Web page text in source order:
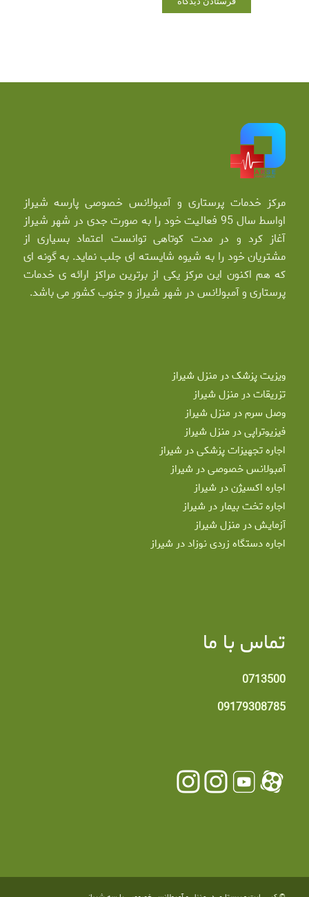
مرکز خدمات پرستاری و آمبولانس خصوصی پارسه شیراز
اواسط سال 95 فعالیت خود را به صورت جدی در شهر شیراز
آغاز کرد و در مدت کوتاهی توانست اعتماد بسیاری از
مشتریان خود را به شیوه شایسته ای جلب نماید. به گونه ای
که هم اکنون این مرکز یکی از برترین مراکز ارائه ی خدمات
پرستاری و آمبولانس در شهر شیراز و جنوب کشور می باشد.
ویزیت پزشک در منزل شیراز
تزریقات در منزل شیراز
وصل سرم در منزل شیراز
فیزیوتراپی در منزل شیراز
اجاره تجهیزات پزشکی در شیراز
آمبولانس خصوصی در شیراز
اجاره اکسیژن در شیراز
اجاره تخت بیمار در شیراز
آزمایش در منزل شیراز
اجاره دستگاه زردی نوزاد در شیراز
تماس با ما
0713500
09179308785